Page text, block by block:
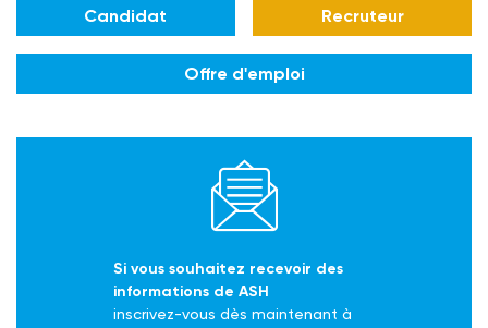
Candidat Recruteur
Offre d'emploi
Si vous souhaitez recevoir des
informations de ASH
inscrivez-vous dès maintenant à